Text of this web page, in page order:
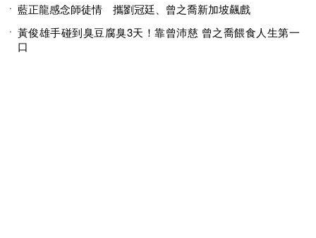
藍正龍感念師徒情 攜劉冠廷、曾之喬新加坡飆戲
黃俊雄手碰到臭豆腐臭3天！靠曾沛慈 曾之喬餵食人生第一
口